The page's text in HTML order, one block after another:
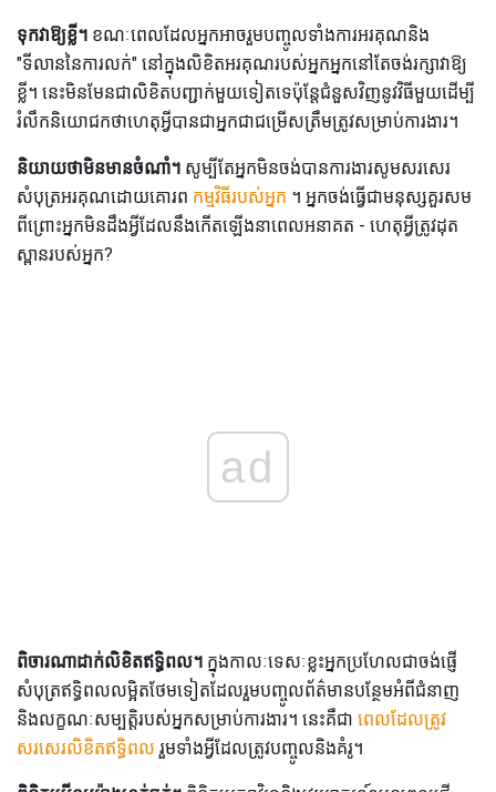
ទុកវាឱ្យខ្លី។ ខណៈពេលដែលអ្នកអាចរួមបញ្ចូលទាំងការអរគុណនិង
"ទីលាននៃការលក់" នៅក្នុងលិខិតអរគុណរបស់អ្នកអ្នកនៅតែចង់រក្សាវាឱ្យ
ខ្លី។ នេះមិនមែនជាលិខិតបញ្ជាក់មួយទៀតទេប៉ុន្តែជំនួសវិញនូវវិធីមួយដើម្បី
រំលឹកនិយោជកថាហេតុអ្វីបានជាអ្នកជាជម្រើសត្រឹមត្រូវសម្រាប់ការងារ។
និយាយថាមិនមានចំណាំ។ សូម្បីតែអ្នកមិនចង់បានការងារសូមសរសេរ
សំបុត្រអរគុណដោយគោរព កម្មវិធីរបស់អ្នក ។ អ្នកចង់ធ្វើជាមនុស្សគួរសម
ពីព្រោះអ្នកមិនដឹងអ្វីដែលនឹងកើតឡើងនាពេលអនាគត - ហេតុអ្វីត្រូវដុត
ស្ពានរបស់អ្នក?
ad
ពិចារណាដាក់លិខិតឥទ្ធិពល។ ក្នុងកាលៈទេសៈខ្លះអ្នកប្រហែលជាចង់ផ្ញើ
សំបុត្រឥទ្ធិពលលម្អិតថែមទៀតដែលរួមបញ្ចូលព័ត៌មានបន្ថែមអំពីជំនាញ
និងលក្ខណៈសម្បត្តិរបស់អ្នកសម្រាប់ការងារ។ នេះគឺជា ពេលដែលត្រូវ
សរសេរលិខិតឥទ្ធិពល រួមទាំងអ្វីដែលត្រូវបញ្ចូលនិងគំរូ។